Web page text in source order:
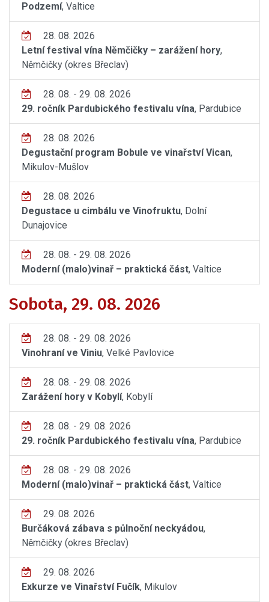
Podzemí, Valtice
28. 08. 2026
Letní festival vína Němčičky – zarážení hory,
Němčičky (okres Břeclav)
28. 08. - 29. 08. 2026
29. ročník Pardubického festivalu vína, Pardubice
28. 08. 2026
Degustační program Bobule ve vinařství Vican,
Mikulov-Mušlov
28. 08. 2026
Degustace u cimbálu ve Vinofruktu, Dolní
Dunajovice
28. 08. - 29. 08. 2026
Moderní (malo)vinař – praktická část, Valtice
Sobota, 29. 08. 2026
28. 08. - 29. 08. 2026
Vinohraní ve Viniu, Velké Pavlovice
28. 08. - 29. 08. 2026
Zarážení hory v Kobylí, Kobylí
28. 08. - 29. 08. 2026
29. ročník Pardubického festivalu vína, Pardubice
28. 08. - 29. 08. 2026
Moderní (malo)vinař – praktická část, Valtice
29. 08. 2026
Burčáková zábava s půlnoční neckyádou,
Němčičky (okres Břeclav)
29. 08. 2026
Exkurze ve Vinařství Fučík, Mikulov